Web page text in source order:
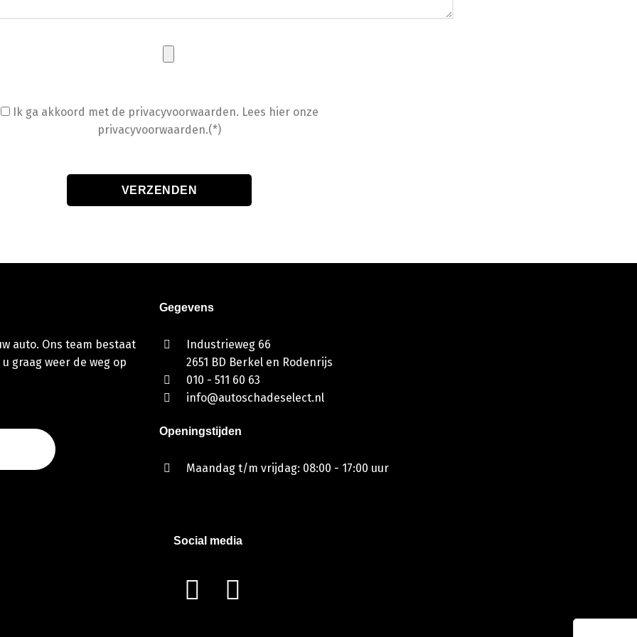
Ik ga akkoord met de privacyvoorwaarden. Lees hier onze
privacyvoorwaarden.(*)
auto. Ons team bestaat
graag weer de weg op
Gegevens
Industrieweg 66
2651 BD Berkel en Rodenrijs
010 - 511 60 63
info@autoschadeselect.nl
Openingstijden
Maandag t/m vrijdag: 08:00 - 17:00 uur
Social media